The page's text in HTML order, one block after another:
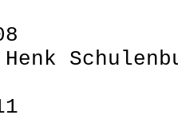
Henk